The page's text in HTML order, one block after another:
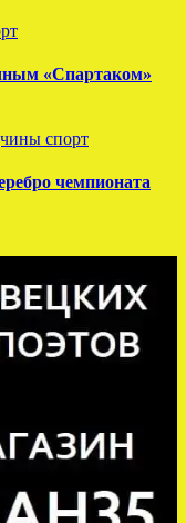
«Спартаком»
спорт
чемпионата